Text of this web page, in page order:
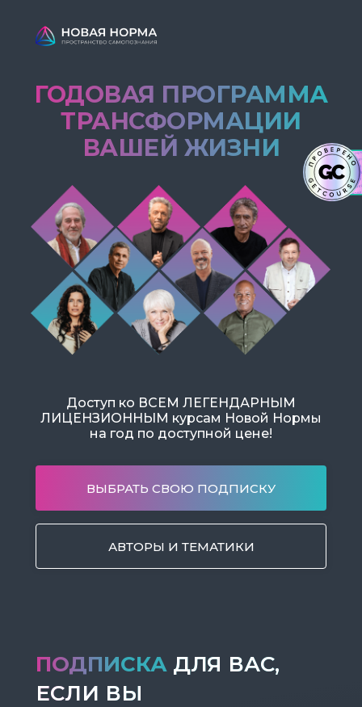
ГОДОВАЯ ПРОГРАММА
ТРАНСФОРМАЦИИ
ВАШЕЙ ЖИЗНИ
Доступ ко ВСЕМ ЛЕГЕНДАРНЫМ
ЛИЦЕНЗИОННЫМ курсам Новой Нормы
на год по доступной цене!
АВТОРЫ И ТЕМАТИКИ
ВЫБРАТЬ СВОЮ ПОДПИСКУ
ПОДПИСКА ДЛЯ ВАС,
ЕСЛИ ВЫ